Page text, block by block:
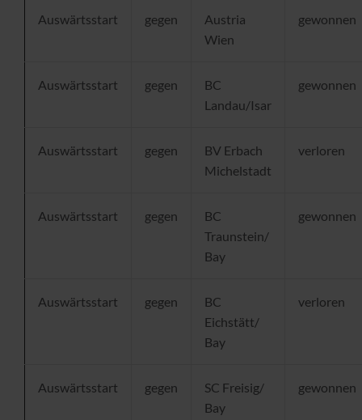
Auswärtsstart gegen
Austria
Wien
gewonnen
Auswärtsstart gegen
BC
Landau/Isar
gewonnen
Auswärtsstart gegen
BV Erbach
Michelstadt
verloren
Auswärtsstart gegen
BC
Traunstein/
Bay
gewonnen
Auswärtsstart gegen
BC
Eichstätt/
Bay
verloren
Auswärtsstart gegen
SC Freisig/
Bay
gewonnen